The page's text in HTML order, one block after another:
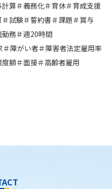
計算＃義務化＃育休＃育成支援
＃試験＃誓約書＃課題＃賞与
勤務＃週20時間
＃障がい者＃障害者法定雇用率
度額＃面接＃高齢者雇用